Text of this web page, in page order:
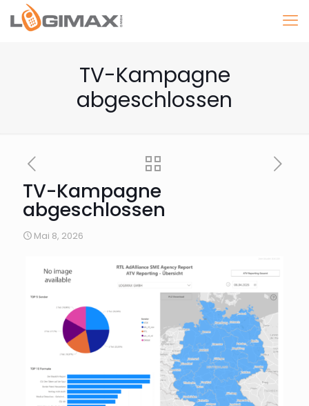
TV-Kampagne
abgeschlossen
TV-Kampagne
abgeschlossen
Mai 8, 2026